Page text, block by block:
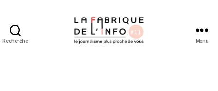
Recherche Menu